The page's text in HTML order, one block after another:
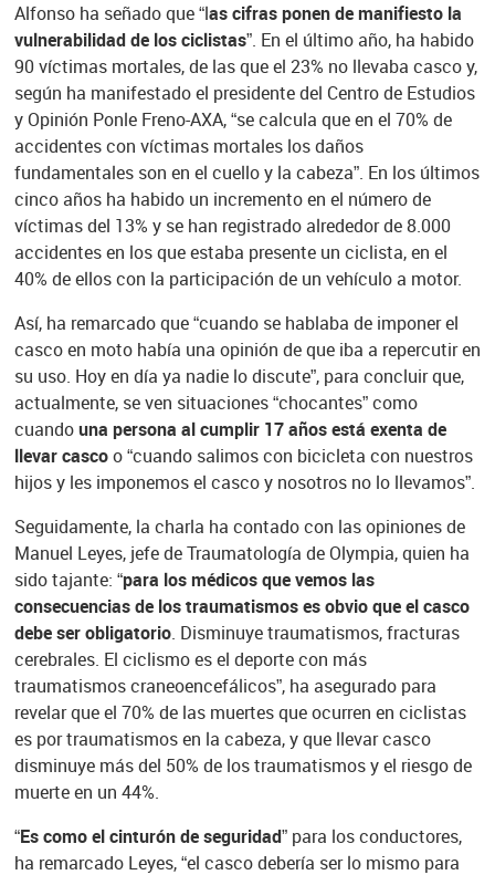
Alfonso ha señado que “las cifras ponen de manifiesto la
vulnerabilidad de los ciclistas”. En el último año, ha habido
90 víctimas mortales, de las que el 23% no llevaba casco y,
según ha manifestado el presidente del Centro de Estudios
y Opinión Ponle Freno-AXA, “se calcula que en el 70% de
accidentes con víctimas mortales los daños
fundamentales son en el cuello y la cabeza”. En los últimos
cinco años ha habido un incremento en el número de
víctimas del 13% y se han registrado alrededor de 8.000
accidentes en los que estaba presente un ciclista, en el
40% de ellos con la participación de un vehículo a motor.
Así, ha remarcado que “cuando se hablaba de imponer el
casco en moto había una opinión de que iba a repercutir en
su uso. Hoy en día ya nadie lo discute”, para concluir que,
actualmente, se ven situaciones “chocantes” como
cuandouna persona al cumplir 17 años está exenta de
llevar cascoo “cuando salimos con bicicleta con nuestros
hijos y les imponemos el casco y nosotros no lo llevamos”.
Seguidamente, la charla ha contado con las opiniones de
Manuel Leyes, jefe de Traumatología de Olympia, quien ha
sido tajante: “para los médicos que vemos las
consecuencias de los traumatismos es obvio que el casco
debe ser obligatorio. Disminuye traumatismos, fracturas
cerebrales. El ciclismo es el deporte con más
traumatismos craneoencefálicos”, ha asegurado para
revelar que el 70% de las muertes que ocurren en ciclistas
es por traumatismos en la cabeza, y que llevar casco
disminuye más del 50% de los traumatismos y el riesgo de
muerte en un 44%.
“Es como el cinturón de seguridad” para los conductores,
ha remarcado Leyes, “el casco debería ser lo mismo para